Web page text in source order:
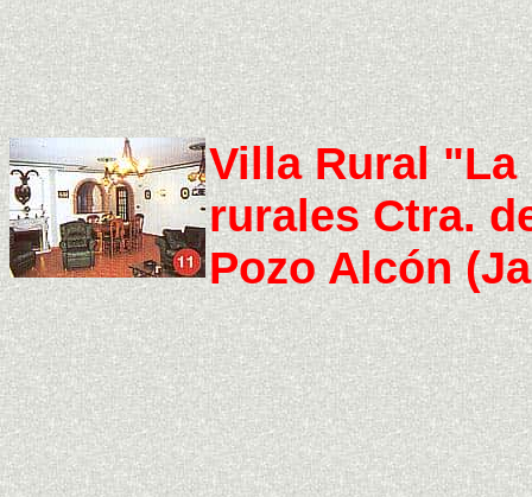
Villa Rural
rurales Ctra.
Pozo Alcón